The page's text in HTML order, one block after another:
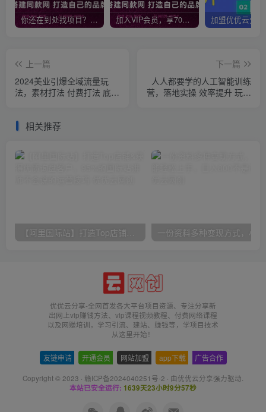
你还在到处找项目？还在当韭菜？我靠网创资源站一个月收入5万+，曾经我也是个失败者。 加入VIP会员，享70%的推广提成，免费学习多种网上创业课程，菜鸟秒变大神！
上一篇
2024美业引爆全域流量玩
法，素材打法 付费打法 底层
下一篇
人人都要学的人工智能训练
营，落地实操 效率提升 玩转
相关推荐
优优云分享-全网首发各大平台项目资源、专注分享新
出网上vip赚钱方法、vip课程视频教程、付费网络课程
以及网赚培训，学习引流、建站、赚钱等，学项目技术
从这里开始！
友链申请 开通会员 网站加盟 app下载 广告合作
Copyright © 2023 · 赣ICP备2024040251号-2 · 由优优云分享强力驱动.
本站已安全运行: 1639天23小时9分57秒